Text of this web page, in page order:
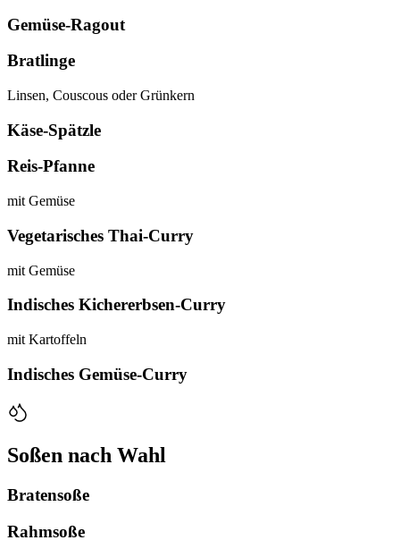
Gemüse-Ragout
Bratlinge
Linsen, Couscous oder Grünkern
Käse-Spätzle
Reis-Pfanne
mit Gemüse
Vegetarisches Thai-Curry
mit Gemüse
Indisches Kichererbsen-Curry
mit Kartoffeln
Indisches Gemüse-Curry
Soßen nach Wahl
Bratensoße
Rahmsoße